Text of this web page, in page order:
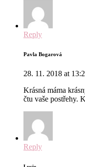
Reply
Pavla Bogarová
28. 11. 2018 at
Krásná máma
čtu vaše postřehy.
Reply